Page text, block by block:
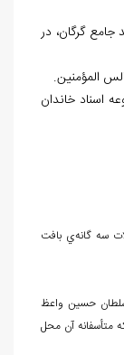
د، مسجد جامع گرگان، در
المؤمنين.
از مجموعه اسناد خاندان
سه گانهي بافت
از احفاد سلطان حسين واعظ
آن محل